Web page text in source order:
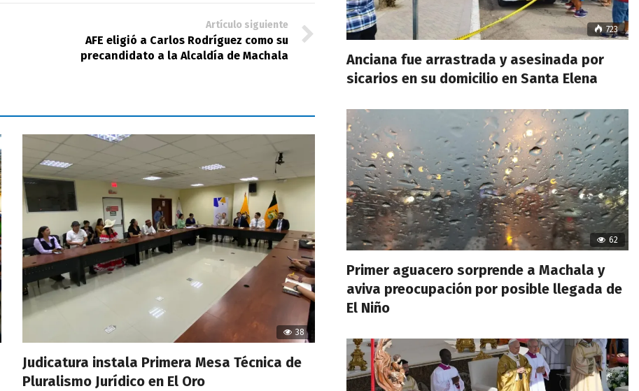
Artículo siguiente
AFE eligió a Carlos Rodríguez como su
precandidato a la Alcaldía de Machala
38
Judicatura instala Primera Mesa Técnica de
Pluralismo Jurídico en El Oro
723
Anciana fue arrastrada y asesinada por
sicarios en su domicilio en Santa Elena
62
Primer aguacero sorprende a Machala y
aviva preocupación por posible llegada de
El Niño